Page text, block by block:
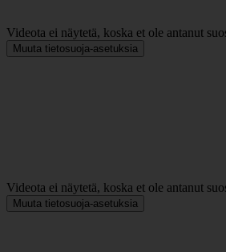
Videota ei näytetä, koska et ole antanut
Muuta tietosuoja-asetuksia
Videota ei näytetä, koska et ole antanut
Muuta tietosuoja-asetuksia